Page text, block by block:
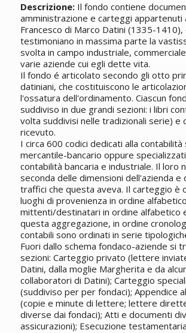
Descrizione:Il fondo contiene
amministrazione e carteggi appartenuti
Francesco di Marco Datini (1335-1410),
testimoniano in massima parte la
svolta in campo industriale,
varie aziende cui egli dette vita.
Il fondo é articolato secondo gli otto
datiniani, che costituiscono le
l'ossatura dell'ordinamento. Ciascun
suddiviso in due grandi sezioni: i libri
volta suddivisi nelle tradizionali serie) e
ricevuto.
I circa 600 codici dedicati alla
mercantile-bancario oppure
contabilità bancaria e industriale. Il loro
seconda delle dimensioni dell'azienda e
traffici che questa aveva. Il carteggio è
luoghi di provenienza in ordine
mittenti/destinatari in ordine alfabetico
questa aggregazione, in ordine
contabili sono ordinati in serie
Fuori dallo schema fondaco-aziende si
sezioni: Carteggio privato (lettere
Datini, dalla moglie Margherita e da
collaboratori di Datini); Carteggio
(suddiviso per per fondaci); Appendice
(copie e minute di lettere; lettere
diverse dai fondaci); Atti e documenti
assicurazioni); Esecuzione